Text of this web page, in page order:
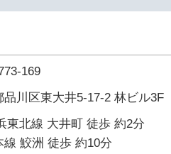
169
品川区東大井5-17-2 林ビル3F
東北線 大井町 徒歩 約2分
線 鮫洲 徒歩 約10分